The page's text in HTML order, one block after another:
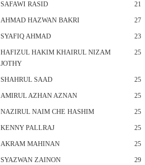
SAFAWI RASID 21
AHMAD HAZWAN BAKRI 27
SYAFIQ AHMAD 23
HAFIZUL HAKIM KHAIRUL NIZAM
JOTHY
25
SHAHRUL SAAD 25
AMIRUL AZHAN AZNAN 25
NAZIRUL NAIM CHE HASHIM 25
KENNY PALLRAJ 25
AKRAM MAHINAN 25
SYAZWAN ZAINON 29